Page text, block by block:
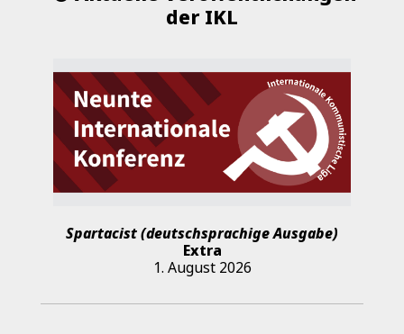
der IKL
Spartacist (deutschsprachige Ausgabe)
Extra
1. August 2026